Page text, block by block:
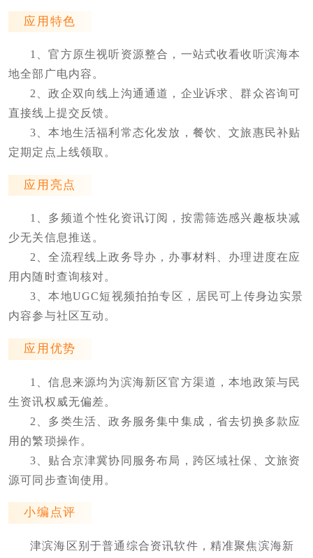
应用特色
1、官方原生视听资源整合，一站式收看收听滨海本
地全部广电内容。
2、政企双向线上沟通通道，企业诉求、群众咨询可
直接线上提交反馈。
3、本地生活福利常态化发放，餐饮、文旅惠民补贴
定期定点上线领取。
应用亮点
1、多频道个性化资讯订阅，按需筛选感兴趣板块减
少无关信息推送。
2、全流程线上政务导办，办事材料、办理进度在应
用内随时查询核对。
3、本地UGC短视频拍拍专区，居民可上传身边实景
内容参与社区互动。
应用优势
1、信息来源均为滨海新区官方渠道，本地政策与民
生资讯权威无偏差。
2、多类生活、政务服务集中集成，省去切换多款应
用的繁琐操作。
3、贴合京津冀协同服务布局，跨区域社保、文旅资
源可同步查询使用。
小编点评
津滨海区别于普通综合资讯软件，精准聚焦滨海新